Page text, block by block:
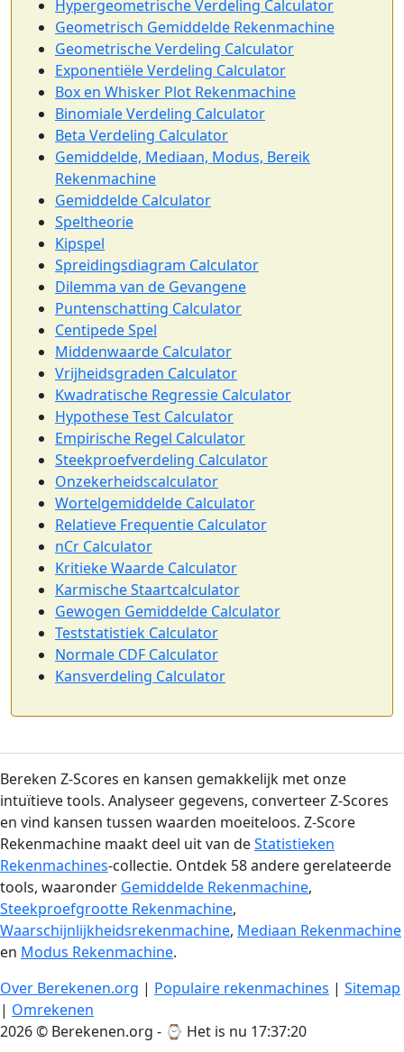
Hypergeometrische Verdeling Calculator
Geometrisch Gemiddelde Rekenmachine
Geometrische Verdeling Calculator
Exponentiële Verdeling Calculator
Box en Whisker Plot Rekenmachine
Binomiale Verdeling Calculator
Beta Verdeling Calculator
Gemiddelde, Mediaan, Modus, Bereik
Rekenmachine
Gemiddelde Calculator
Speltheorie
Kipspel
Spreidingsdiagram Calculator
Dilemma van de Gevangene
Puntenschatting Calculator
Centipede Spel
Middenwaarde Calculator
Vrijheidsgraden Calculator
Kwadratische Regressie Calculator
Hypothese Test Calculator
Empirische Regel Calculator
Steekproefverdeling Calculator
Onzekerheidscalculator
Wortelgemiddelde Calculator
Relatieve Frequentie Calculator
nCr Calculator
Kritieke Waarde Calculator
Karmische Staartcalculator
Gewogen Gemiddelde Calculator
Teststatistiek Calculator
Normale CDF Calculator
Kansverdeling Calculator
Bereken Z-Scores en kansen gemakkelijk met onze
intuïtieve tools. Analyseer gegevens, converteer Z-Scores
en vind kansen tussen waarden moeiteloos. Z-Score
Rekenmachine maakt deel uit van deStatistieken
Rekenmachines-collectie. Ontdek 58 andere gerelateerde
tools, waaronder Gemiddelde Rekenmachine,
Steekproefgrootte Rekenmachine,
Waarschijnlijkheidsrekenmachine, Mediaan Rekenmachine
en Modus Rekenmachine.
Over Berekenen.org | Populaire rekenmachines | Sitemap
| Omrekenen
2026 © Berekenen.org - ⌚ Het is nu 17:37:21